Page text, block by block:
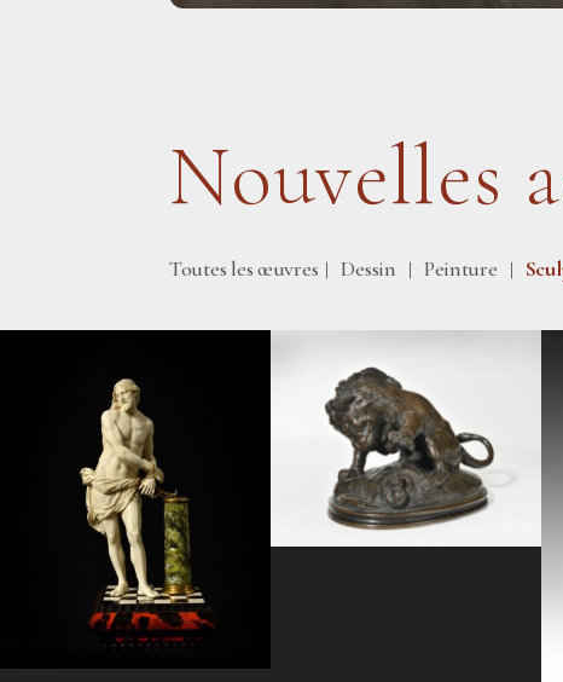
Nouvelles
Toutes les œuvres | Dessin | Peinture |